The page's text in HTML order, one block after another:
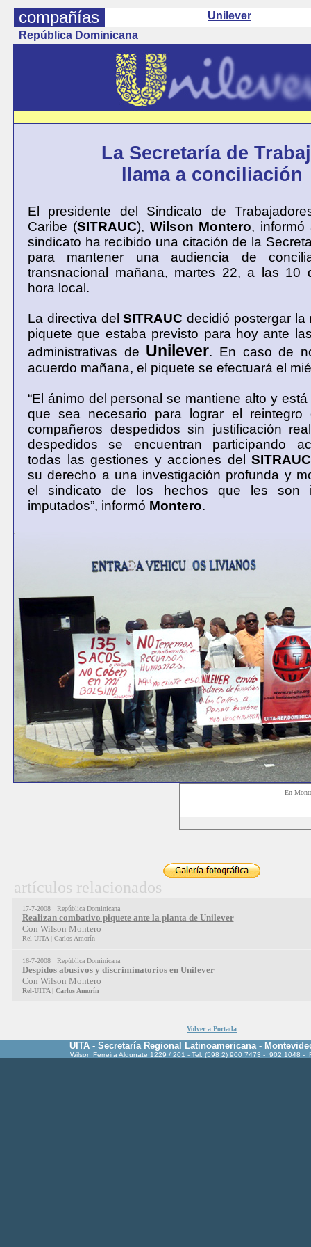
compañías
Unilever
República Dominicana
La Secretaría de
llama a conciliación
El presidente del Sindicato de
Caribe (SITRAUC), Wilson Montero,
sindicato ha recibido una citación de la
para mantener una audiencia de
transnacional mañana, martes 22, a las 10
hora local.
La directiva delSITRAUC decidió postergar la
piquete que estaba previsto para hoy ante
administrativas de Unilever. En caso de
acuerdo mañana, el piquete se efectuará el
“El ánimo del personal se mantiene alto y
que sea necesario para lograr el reintegro
compañeros despedidos sin justificación
despedidos se encuentran participando
todas las gestiones y acciones delSITRAUC
su derecho a una investigación profunda y
el sindicato de los hechos que les son
imputados”, informó Montero.
En
artículos relacionados
17-7-2008 República Dominicana
Realizan combativo piquete ante la planta de Unilever
Con Wilson Montero
Rel-UITA | Carlos Amorín
16-7-2008 República Dominicana
Despidos abusivos y discriminatorios en Unilever
Con Wilson Montero
Rel-UITA | Carlos Amorín
Volver a Portada
UITA - Secretaría Regional Latinoamericana -
Wilson Ferreira Aldunate 1229 / 201 - Tel. (598 2) 900 7473 - 902 1048 -